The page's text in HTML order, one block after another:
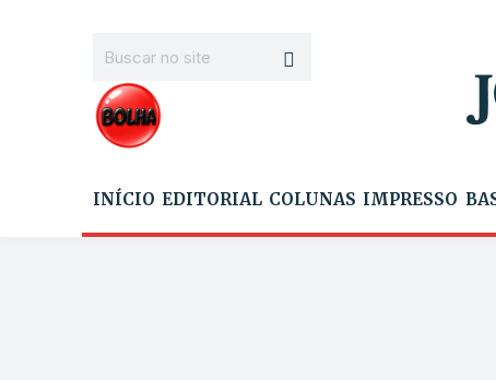
INÍCIO EDITORIAL COLUNAS IMPRESSO